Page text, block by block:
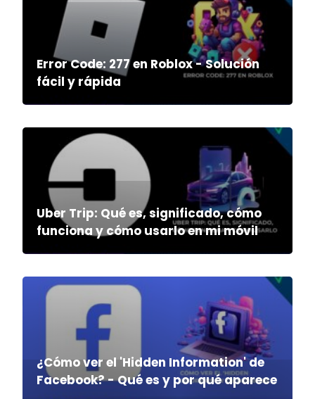
Error Code: 277 en Roblox - Solución
fácil y rápida
Uber Trip: Qué es, significado, cómo
funciona y cómo usarlo en mi móvil
¿Cómo ver el 'Hidden Information' de
Facebook? - Qué es y por qué aparece